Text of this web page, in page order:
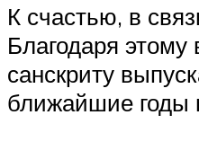
К счастью, в
Благодаря
санскриту
ближайшие годы